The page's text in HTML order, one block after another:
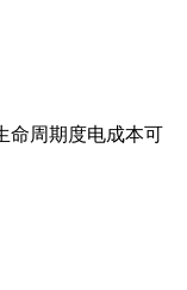
命周期度电成本可